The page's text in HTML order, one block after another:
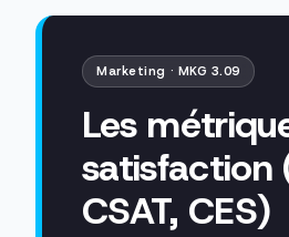
Marketing · MKG 3.09
Les
satisfaction
CSAT, CES)